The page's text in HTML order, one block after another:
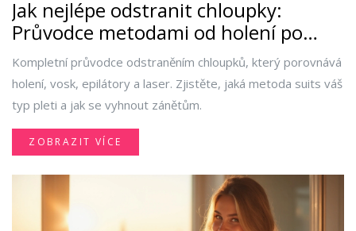
Jak nejlépe odstranit chloupky:
Průvodce metodami od holení po
laser pro rok 2026
Kompletní průvodce odstraněním chloupků, který porovnává
holení, vosk, epilátory a laser. Zjistěte, jaká metoda suits váš
typ pleti a jak se vyhnout zánětům.
ZOBRAZIT VÍCE